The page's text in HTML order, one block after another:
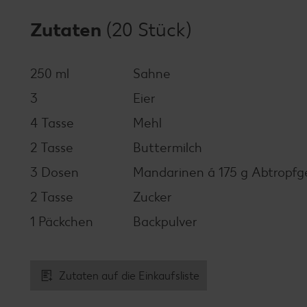
Zutaten (20 Stück)
250 ml
Sahne
3
Eier
4 Tasse
Mehl
2 Tasse
Buttermilch
3 Dosen
Mandarinen á 175 g
2 Tasse
Zucker
1 Päckchen
Backpulver
Zutaten auf die Einkaufsliste